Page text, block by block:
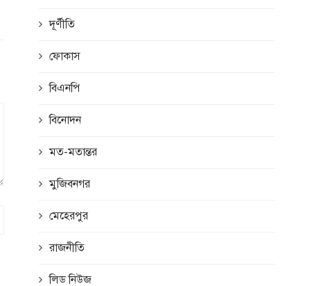
দূর্ণীতি
ফোকাস
বিএনপি
বিনোদন
মত-মতান্তর
মুজিবনগর
মেহেরপুর
রাজনীতি
লিড নিউজ